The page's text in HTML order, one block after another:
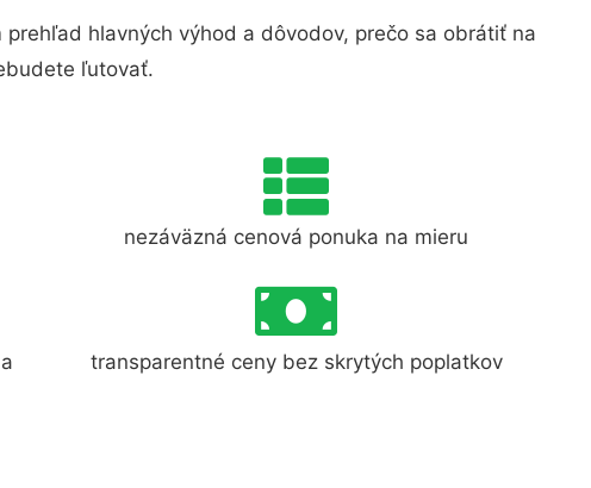
hlavných výhod a dôvodov, prečo sa obrátiť na
ľutovať.
nezáväzná cenová ponuka na mieru
transparentné ceny bez skrytých poplatkov